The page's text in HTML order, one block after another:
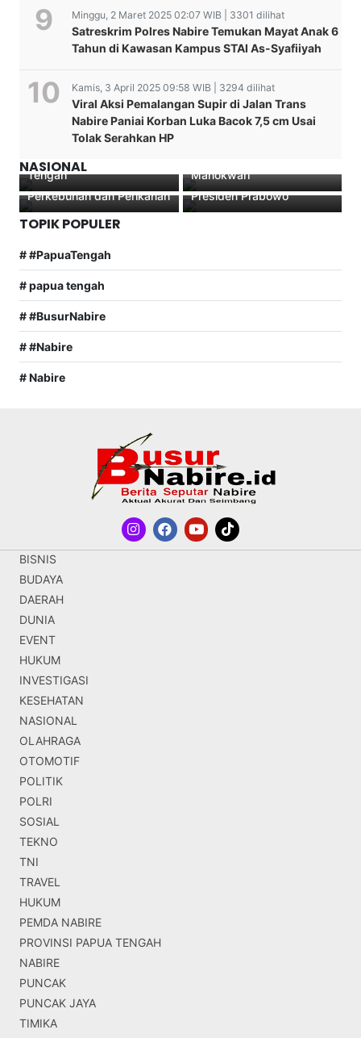
Minggu, 2 Maret 2025 02:07 WIB | 3301 dilihat
Satreskrim Polres Nabire Temukan Mayat Anak 6
Tahun di Kawasan Kampus STAI As-Syafiiyah
Kamis, 3 April 2025 09:58 WIB | 3294 dilihat
Viral Aksi Pemalangan Supir di Jalan Trans
Nabire Paniai Korban Luka Bacok 7,5 cm Usai
Tolak Serahkan HP
NASIONAL
Polantas Menyapa Polres
Nabire Kawal Ribuan
Santri di Hari Santri
Tengah
Manokwari
Binmas Noken Dan juga
Kelompok Tani Lakukan
Penggarapan Lahan
Perkebunan dan Perikanan
Koordinator Suku Wate
Berkat Bantuan Usaha
Presiden Prabowo
TOPIK POPULER
# #PapuaTengah
# papua tengah
# #BusurNabire
# #Nabire
# Nabire
BISNIS
BUDAYA
DAERAH
DUNIA
EVENT
HUKUM
INVESTIGASI
KESEHATAN
NASIONAL
OLAHRAGA
OTOMOTIF
POLITIK
POLRI
SOSIAL
TEKNO
TNI
TRAVEL
HUKUM
PEMDA NABIRE
PROVINSI PAPUA TENGAH
NABIRE
PUNCAK
PUNCAK JAYA
TIMIKA